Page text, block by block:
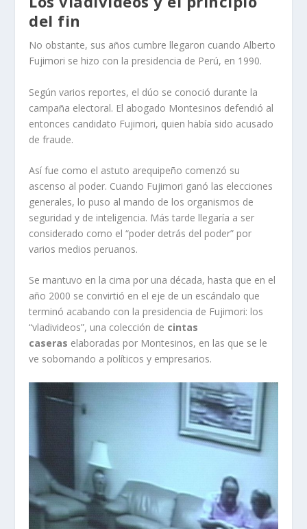
del fin
No obstante, sus años cumbre llegaron cuando Alberto
Fujimori se hizo con la presidencia de Perú, en 1990.
Según varios reportes, el dúo se conoció durante la
campaña electoral. El abogado Montesinos defendió al
entonces candidato Fujimori, quien había sido acusado
de fraude.
Así fue como el astuto arequipeño comenzó su
ascenso al poder. Cuando Fujimori ganó las elecciones
generales, lo puso al mando de los organismos de
seguridad y de inteligencia. Más tarde llegaría a ser
considerado como el “poder detrás del poder” por
varios medios peruanos.
Se mantuvo en la cima por una década, hasta que en el
año 2000 se convirtió en el eje de un escándalo que
terminó acabando con la presidencia de Fujimori: los
“vladivideos”, una colección de cintas
caseras elaboradas por Montesinos, en las que se le
ve sobornando a políticos y empresarios.